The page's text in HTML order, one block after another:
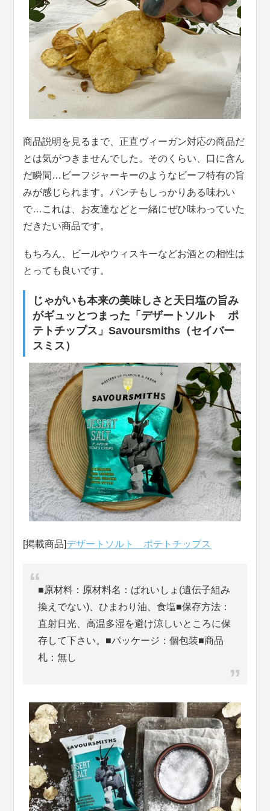
商品説明を見るまで、正直ヴィーガン対応の商品だ
とは気がつきませんでした。そのくらい、口に含ん
だ瞬間…ビーフジャーキーのようなビーフ特有の旨
みが感じられます。パンチもしっかりある味わい
で…これは、お友達などと一緒にぜひ味わっていた
だきたい商品です。
もちろん、ビールやウィスキーなどお酒との相性は
とっても良いです。
じゃがいも本来の美味しさと天日塩の旨み
がギュッとつまった「デザートソルト ポ
テトチップス」Savoursmiths（セイバー
スミス）
[掲載商品]デザートソルト ポテトチップス
■原材料：原材料名：ばれいしょ(遺伝子組み
換えでない)、ひまわり油、食塩■保存方法：
直射日光、高温多湿を避け涼しいところに保
存して下さい。■パッケージ：個包装■商品
札：無し